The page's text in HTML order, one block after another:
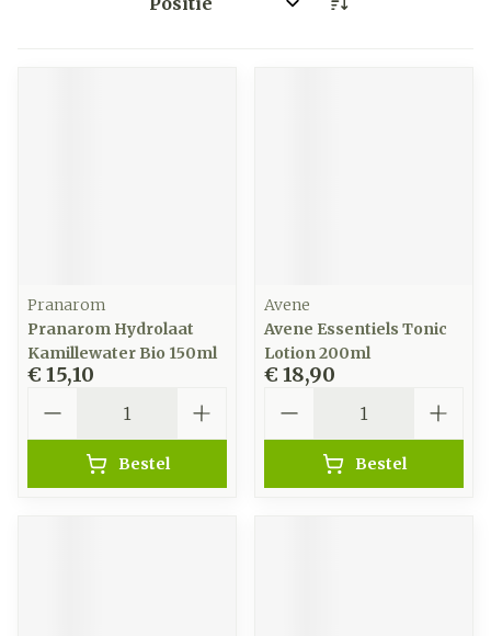
Sorteer op:
Pranarom
Pranarom Hydrolaat
Kamillewater Bio 150ml
€ 15,10
Bestel
Avene
Avene Essentiels Tonic
Lotion 200ml
€ 18,90
Bestel